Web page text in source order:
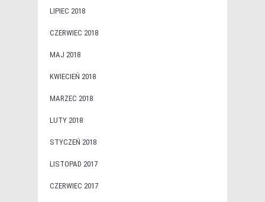
LIPIEC 2018
CZERWIEC 2018
MAJ 2018
KWIECIEŃ 2018
MARZEC 2018
LUTY 2018
STYCZEŃ 2018
LISTOPAD 2017
CZERWIEC 2017